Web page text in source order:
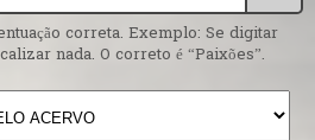
correta. Exemplo: Se digitar
nada. O correto é “Paixões”.